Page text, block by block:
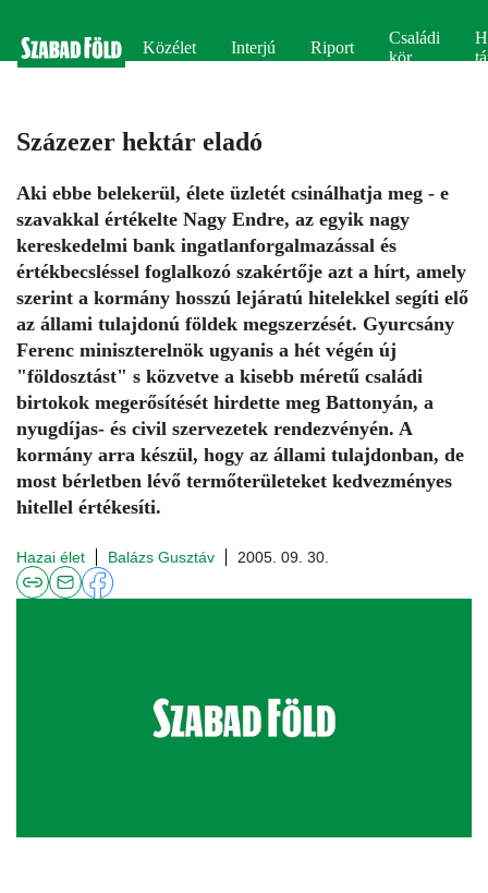
Közélet Interjú Riport
Családi
kör
Százezer hektár eladó
Aki ebbe belekerül, élete üzletét csinálhatja meg - e
szavakkal értékelte Nagy Endre, az egyik nagy
kereskedelmi bank ingatlanforgalmazással és
értékbecsléssel foglalkozó szakértője azt a hírt, amely
szerint a kormány hosszú lejáratú hitelekkel segíti elő
az állami tulajdonú földek megszerzését. Gyurcsány
Ferenc miniszterelnök ugyanis a hét végén új
"földosztást" s közvetve a kisebb méretű családi
birtokok megerősítését hirdette meg Battonyán, a
nyugdíjas- és civil szervezetek rendezvényén. A
kormány arra készül, hogy az állami tulajdonban, de
most bérletben lévő termőterületeket kedvezményes
hitellel értékesíti.
Hazai élet Balázs Gusztáv 2005. 09. 30.